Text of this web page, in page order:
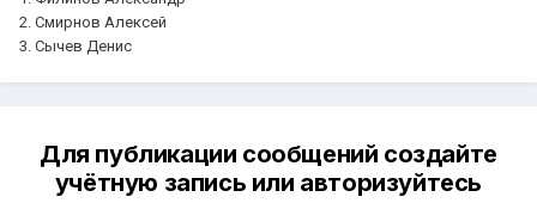
2. Смирнов Алексей
3. Сычев Денис
Для публикации сообщений создайте
учётную запись или авторизуйтесь